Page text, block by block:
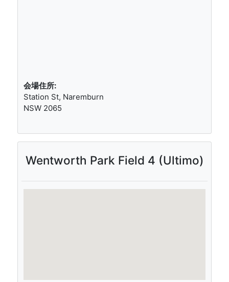
会場住所:
Station St, Naremburn
NSW 2065
Wentworth Park Field 4 (Ultimo)